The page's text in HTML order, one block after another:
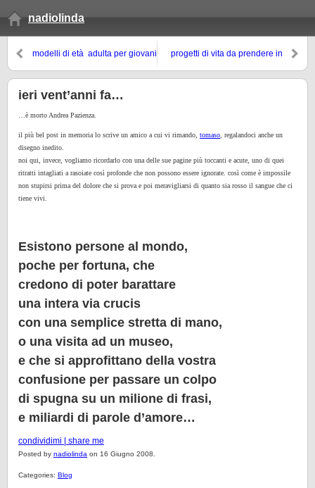
nadiolinda
modelli di età adulta per giovani
progetti di vita da prendere in
ieri vent’anni fa…
…è morto Andrea Pazienza.
il più bel post in memoria lo scrive un amico a cui vi rimando, tomaso , regalandoci anche un
disegno inedito.
noi qui, invece, vogliamo ricordarlo con una delle sue pagine più toccanti e acute, uno di quei
ritratti intagliati a rasoiate così profonde che non possono essere ignorate. così come è impossile
non stupirsi prima del dolore che si prova e poi meravigliarsi di quanto sia rosso il sangue che ci
tiene vivi.
Esistono persone al mondo,
poche per fortuna, che
credono di poter barattare
una intera via crucis
con una semplice stretta di mano,
o una visita ad un museo,
e che si approfittano della vostra
confusione per passare un colpo
di spugna su un milione di frasi,
e miliardi di parole d’amore…
condividimi | share me
Posted by nadiolinda on 16 Giugno 2008.
Categories: Blog